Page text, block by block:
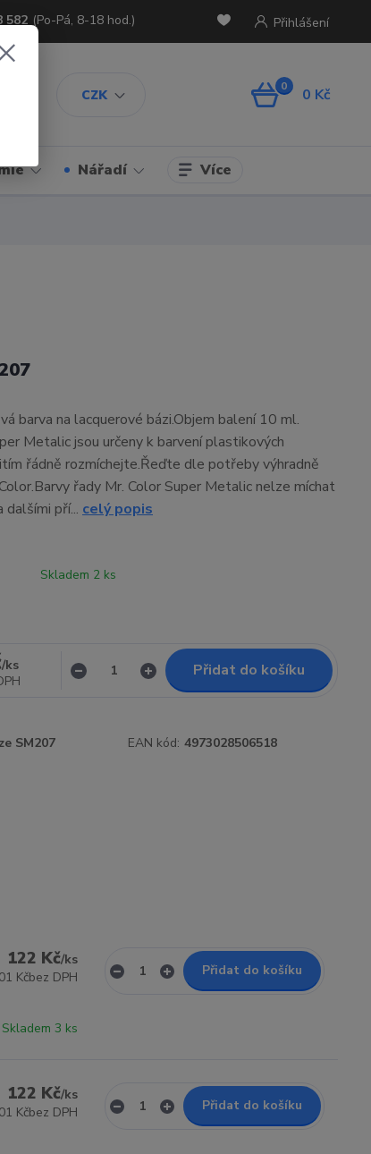
CZK
Přihlášení
582 (Po-Pá, 8-18 hod.)
0 0 Kč
Nářadí Více
barva na lacquerové bázi.Objem balení 10 ml.
Metalic jsou určeny k barvení plastikových
řádně rozmíchejte.Řeďte dle potřeby výhradně
řady Mr. Color Super Metalic nelze míchat
dalšími pří... celý popis
Skladem 2 ks
/ks
Přidat do košíku
SM207 EAN kód: 4973028506518
122 Kč/ks
Kčbez DPH
Skladem 3 ks
Přidat do košíku
122 Kč/ks
Kčbez DPH Přidat do košíku